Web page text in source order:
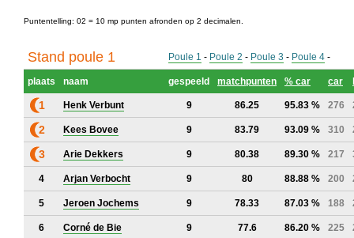
Puntentelling: 02 = 10 mp punten afronden op 2 decimalen.
Stand poule 1 Poule 1 - Poule 2 - Poule 3 - Poule 4 -
plaats naam gespeeld matchpunten % car car
1 Henk Verbunt 9 86.25 95.83 % 276
2 Kees Bovee 9 83.79 93.09 % 310
3 Arie Dekkers 9 80.38 89.30 % 217
4 Arjan Verbocht 9 80 88.88 % 200
5 Jeroen Jochems 9 78.33 87.03 % 188
6 Corné de Bie 9 77.6 86.20 % 225